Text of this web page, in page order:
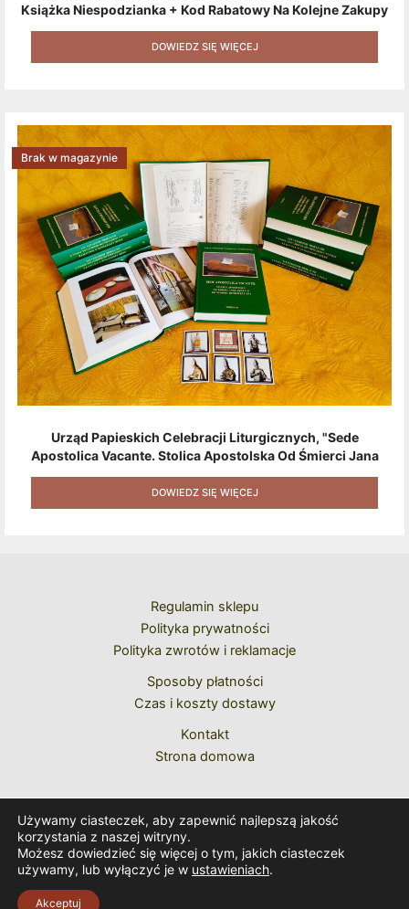
Książka Niespodzianka + Kod Rabatowy Na Kolejne Zakupy
+ Gratis (książka W Formacie Elektronicznym) [zestaw 3
Produktów + Kod Rabatowy + Gratis]
DOWIEDZ SIĘ WIĘCEJ
Urząd Papieskich Celebracji Liturgicznych, "Sede
Apostolica Vacante. Stolica Apostolska Od Śmierci Jana
Pawła II Do Wyboru Benedykta XVI" [2020] + Zestaw 6
Naklejek + Książka Niespodzianka + Kod Rabatowy Na
Kolejne Zakupy
Brak w magazynie
DOWIEDZ SIĘ WIĘCEJ
Regulamin sklepu
Polityka prywatności
Polityka zwrotów i reklamacje
Sposoby płatności
Czas i koszty dostawy
Kontakt
Strona domowa
Używamy ciasteczek, aby zapewnić najlepszą jakość
korzystania z naszej witryny.
Możesz dowiedzieć się więcej o tym, jakich ciasteczek
używamy, lub wyłączyć je w ustawieniach.
Akceptuj